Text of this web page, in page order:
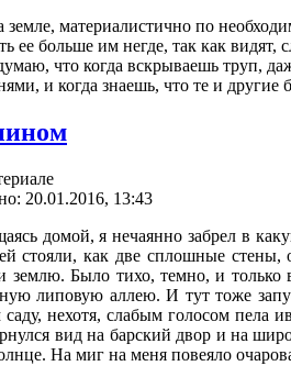
земле, материалистично по
ее больше им негде, так как
что когда вскрываешь труп,
и когда знаешь, что те и другие
20.01.2016, 13:43
домой, я нечаянно забрел в
стояли, как две сплошные стены,
землю. Было тихо, темно, и только
липовую аллею. И тут тоже
саду, нехотя, слабым голосом
вид на барский двор и на
На миг на меня повеяло